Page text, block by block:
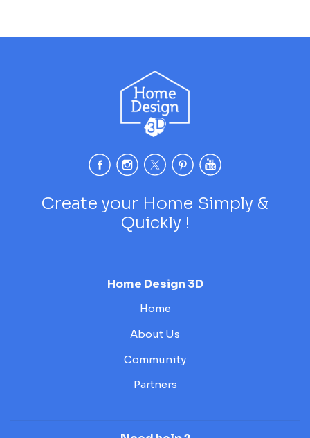
Create your Home Simply &
Quickly !
Home Design 3D
Home
About Us
Community
Partners